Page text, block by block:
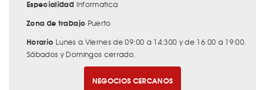
Especialidad Informatica
Zona de trabajo Puerto
Horario Lunes a Viernes de 09:00 a 14:300 y de 16:00 a 19:00.
Sábados y Domingos cerrado.
NEGOCIOS CERCANOS